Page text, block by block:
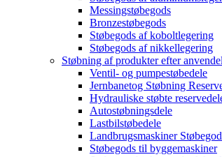
Messingstøbegods
Bronzestøbegods
Støbegods af koboltlegering
Støbegods af nikkellegering
Støbning af produkter efter
Ventil- og pumpestøbedele
Jernbanetog Støbning
Hydrauliske støbte
Autostøbningsdele
Lastbilstøbedele
Landbrugsmaskiner
Støbegods til byggemaskiner